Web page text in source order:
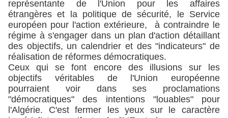
représentante de l'Union pour les affaires
étrangères et la politique de sécurité, le Service
européen pour l'action extérieure, à contraindre le
régime à s'engager dans un plan d'action détaillant
des objectifs, un calendrier et des "indicateurs" de
réalisation de réformes démocratiques.
Ceux qui se font encore des illusions sur les
objectifs véritables de l'Union européenne
pourraient voir dans ses proclamations
"démocratiques" des intentions "louables" pour
l'Algérie. C'est fermer les yeux sur le caractère